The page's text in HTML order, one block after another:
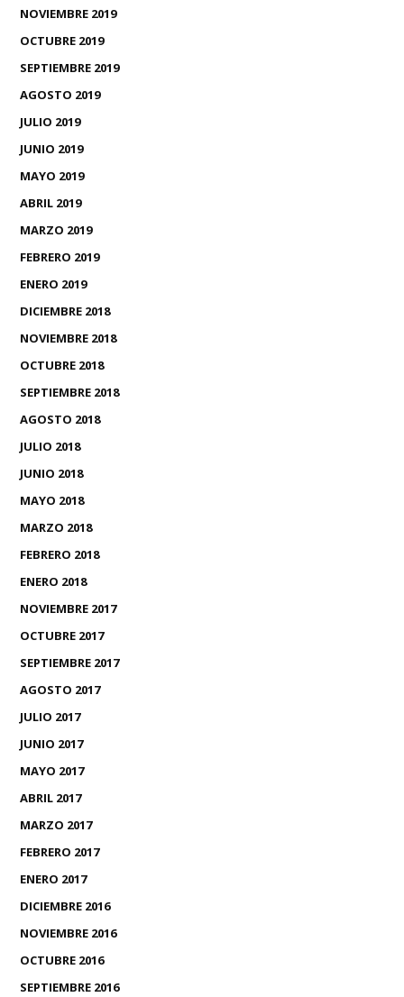
NOVIEMBRE 2019
OCTUBRE 2019
SEPTIEMBRE 2019
AGOSTO 2019
JULIO 2019
JUNIO 2019
MAYO 2019
ABRIL 2019
MARZO 2019
FEBRERO 2019
ENERO 2019
DICIEMBRE 2018
NOVIEMBRE 2018
OCTUBRE 2018
SEPTIEMBRE 2018
AGOSTO 2018
JULIO 2018
JUNIO 2018
MAYO 2018
MARZO 2018
FEBRERO 2018
ENERO 2018
NOVIEMBRE 2017
OCTUBRE 2017
SEPTIEMBRE 2017
AGOSTO 2017
JULIO 2017
JUNIO 2017
MAYO 2017
ABRIL 2017
MARZO 2017
FEBRERO 2017
ENERO 2017
DICIEMBRE 2016
NOVIEMBRE 2016
OCTUBRE 2016
SEPTIEMBRE 2016